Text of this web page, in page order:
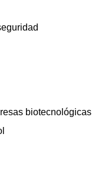
biotecnológicas